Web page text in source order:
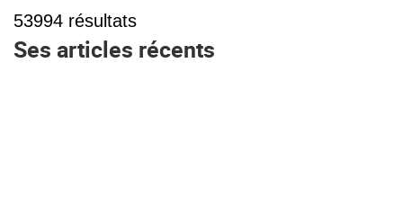
53994 résultats
Ses articles récents